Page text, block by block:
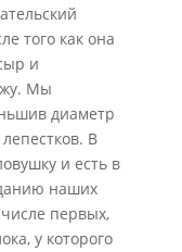
того как она
и
Мы
диаметр
В
и есть в
наших
первых,
у которого